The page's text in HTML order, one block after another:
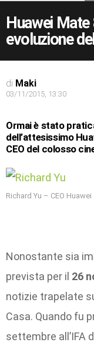
Huawei
evoluzione
di Maki
03/11/2015, 13:30
Ormai è stato
dell’attesissimo
CEO del colosso
Richard Yu – CEO Huawei
Nonostante sia
prevista per il 26
notizie trapelate
Casa. Quando fu
settembre all’IFA